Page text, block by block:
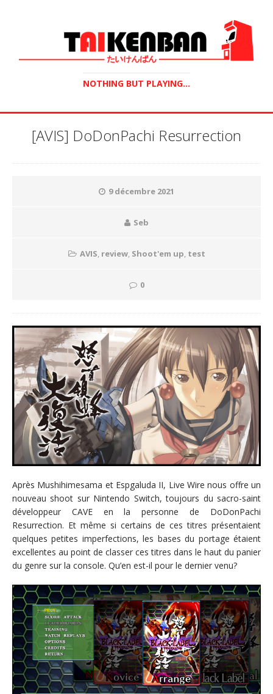
NOTHING BUT PLAYING...
[AVIS] DoDonPachi Resurrection
9 décembre 2021
Seb
AVIS, review, Shoot'em up, test
0
Après Mushihimesama et Espgaluda II, Live Wire nous offre un
nouveau shoot sur Nintendo Switch, toujours du sacro-saint
développeur CAVE en la personne de DoDonPachi
Resurrection. Et même si certains de ces titres présentaient
quelques petites imperfections, les bases du portage étaient
excellentes au point de classer ces titres dans le haut du panier
du genre sur la console. Qu’en est-il pour le dernier venu?